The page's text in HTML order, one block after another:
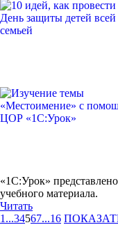
«1С:Урок»
учебного материала.
Читать
1 ...34567...16